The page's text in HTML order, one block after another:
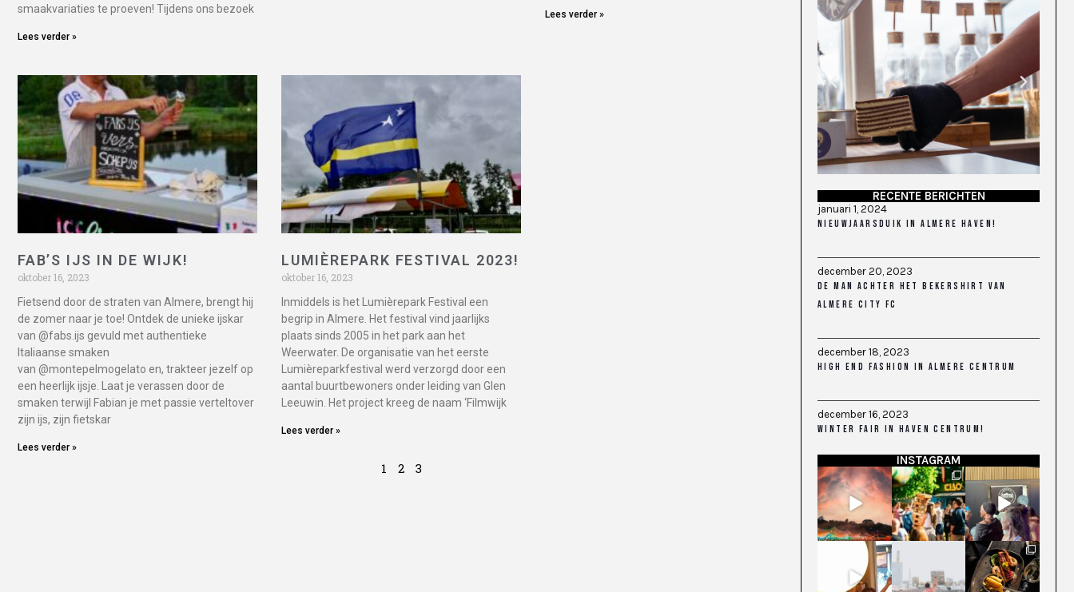
smaakvariaties te proeven! Tijdens ons bezoek
Lees verder »
Lees verder »
FAB’S IJS IN DE WIJK!
oktober 16, 2023
Fietsend door de straten van Almere, brengt hij
de zomer naar je toe! Ontdek de unieke ijskar
van @fabs.ijs gevuld met authentieke
Italiaanse smaken
van @montepelmogelato en, trakteer jezelf op
een heerlijk ijsje. Laat je verassen door de
smaken terwijl Fabian je met passie verteltover
zijn ijs, zijn fietskar
Lees verder »
LUMIÈREPARK FESTIVAL 2023!
oktober 16, 2023
Inmiddels is het Lumièrepark Festival een
begrip in Almere. Het festival vind jaarlijks
plaats sinds 2005 in het park aan het
Weerwater. De organisatie van het eerste
Lumièreparkfestival werd verzorgd door een
aantal buurtbewoners onder leiding van Glen
Leeuwin. Het project kreeg de naam ‘Filmwijk
Lees verder »
1 2 3
RECENTE BERICHTEN
januari 1, 2024
NIEUWJAARSDUIK IN ALMERE HAVEN!
december 20, 2023
DE MAN ACHTER HET BEKERSHIRT VAN
ALMERE CITY FC
december 18, 2023
HIGH END FASHION IN ALMERE CENTRUM
december 16, 2023
WINTER FAIR IN HAVEN CENTRUM!
INSTAGRAM